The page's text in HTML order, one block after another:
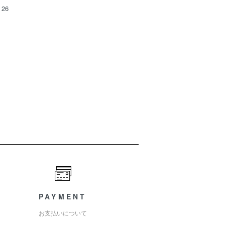
26
PAYMENT
お支払いについて